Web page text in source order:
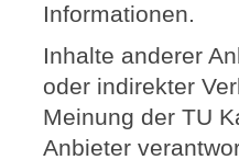
Informationen.
Inhalte anderer
oder indirekter
Meinung der TU
Anbieter